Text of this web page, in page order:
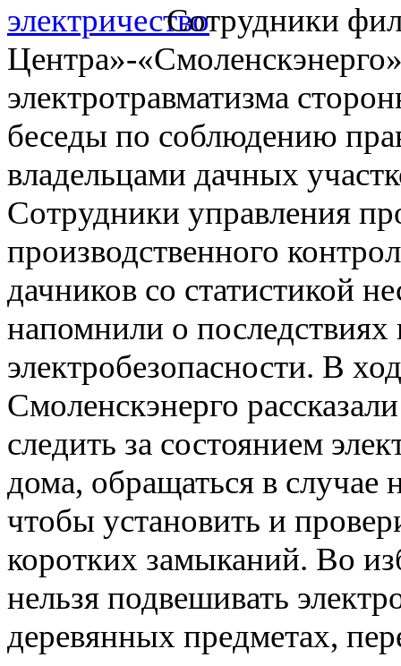
Сотрудники
Центра»-
электротравматизма
беседы по соблюдению
владельцами дачных
Сотрудники управления
производственного
дачников со статистикой
напомнили о
электробезопасности. В
Смоленскэнерго
следить за состоянием
дома, обращаться в случае
чтобы установить и
коротких замыканий. Во
нельзя подвешивать
деревянных предметах,